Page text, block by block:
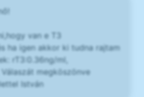
van e T3
ha igen akkor ki tudna rajtam
rT3:0.36ng/ml,
megköszönve
István